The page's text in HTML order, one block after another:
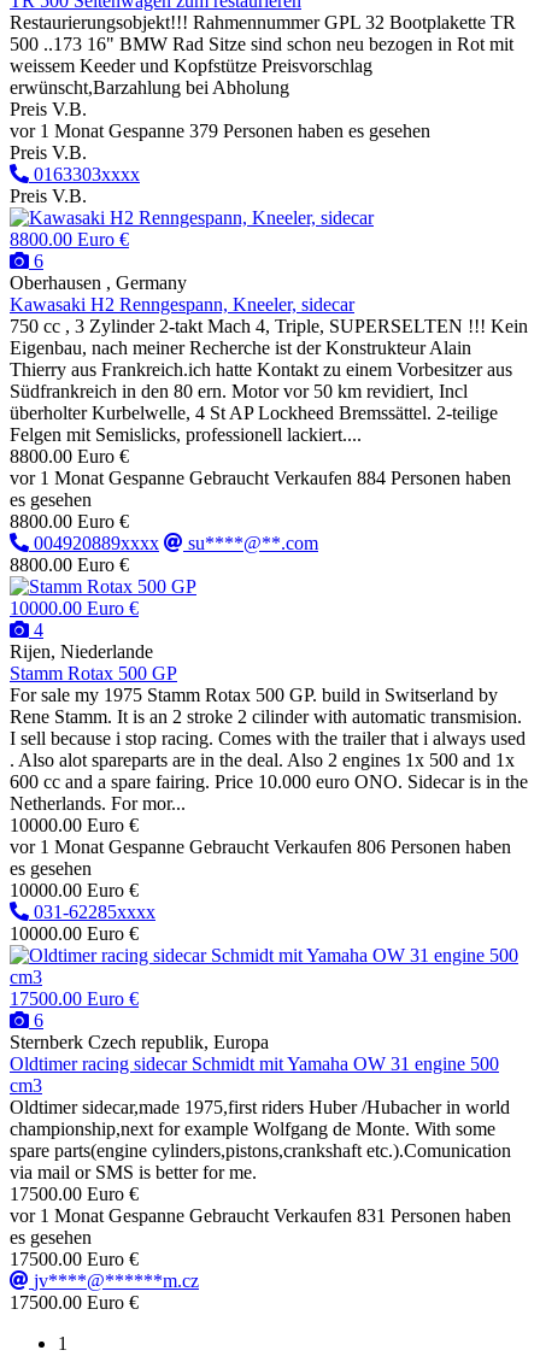
Restaurierungsobjekt!!! Rahmennummer GPL 32 Bootplakette TR
500 ..173 16" BMW Rad Sitze sind schon neu bezogen in Rot mit
weissem Keeder und Kopfstütze Preisvorschlag
erwünscht,Barzahlung bei Abholung
Preis V.B.
vor 1 Monat Gespanne 379 Personen haben es gesehen
Preis V.B.
0163303xxxx
Preis V.B.
8800.00 Euro €
6
Oberhausen , Germany
Kawasaki H2 Renngespann, Kneeler, sidecar
750 cc , 3 Zylinder 2-takt Mach 4, Triple, SUPERSELTEN !!! Kein
Eigenbau, nach meiner Recherche ist der Konstrukteur Alain
Thierry aus Frankreich.ich hatte Kontakt zu einem Vorbesitzer aus
Südfrankreich in den 80 ern. Motor vor 50 km revidiert, Incl
überholter Kurbelwelle, 4 St AP Lockheed Bremssättel. 2-teilige
Felgen mit Semislicks, professionell lackiert....
8800.00 Euro €
vor 1 Monat Gespanne Gebraucht Verkaufen 884 Personen haben
es gesehen
8800.00 Euro €
004920889xxxx
su****@**.com
8800.00 Euro €
10000.00 Euro €
4
Rijen, Niederlande
Stamm Rotax 500 GP
For sale my 1975 Stamm Rotax 500 GP. build in Switserland by
Rene Stamm. It is an 2 stroke 2 cilinder with automatic transmision.
I sell because i stop racing. Comes with the trailer that i always used
. Also alot spareparts are in the deal. Also 2 engines 1x 500 and 1x
600 cc and a spare fairing. Price 10.000 euro ONO. Sidecar is in the
Netherlands. For mor...
10000.00 Euro €
vor 1 Monat Gespanne Gebraucht Verkaufen 806 Personen haben
es gesehen
10000.00 Euro €
031-62285xxxx
10000.00 Euro €
17500.00 Euro €
6
Sternberk Czech republik, Europa
Oldtimer racing sidecar Schmidt mit Yamaha OW 31 engine 500
cm3
Oldtimer sidecar,made 1975,first riders Huber /Hubacher in world
championship,next for example Wolfgang de Monte. With some
spare parts(engine cylinders,pistons,crankshaft etc.).Comunication
via mail or SMS is better for me.
17500.00 Euro €
vor 1 Monat Gespanne Gebraucht Verkaufen 831 Personen haben
es gesehen
17500.00 Euro €
jv****@******m.cz
17500.00 Euro €
1